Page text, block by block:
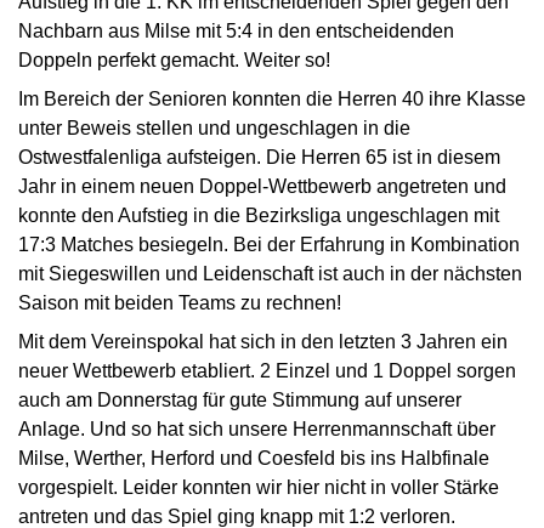
Nachbarn aus Milse mit 5:4 in den entscheidenden
Doppeln perfekt gemacht. Weiter so!
Im Bereich der Senioren konnten die Herren 40 ihre Klasse
unter Beweis stellen und ungeschlagen in die
Ostwestfalenliga aufsteigen. Die Herren 65 ist in diesem
Jahr in einem neuen Doppel-Wettbewerb angetreten und
konnte den Aufstieg in die Bezirksliga ungeschlagen mit
17:3 Matches besiegeln. Bei der Erfahrung in Kombination
mit Siegeswillen und Leidenschaft ist auch in der nächsten
Saison mit beiden Teams zu rechnen!
Mit dem Vereinspokal hat sich in den letzten 3 Jahren ein
neuer Wettbewerb etabliert. 2 Einzel und 1 Doppel sorgen
auch am Donnerstag für gute Stimmung auf unserer
Anlage. Und so hat sich unsere Herrenmannschaft über
Milse, Werther, Herford und Coesfeld bis ins Halbfinale
vorgespielt. Leider konnten wir hier nicht in voller Stärke
antreten und das Spiel ging knapp mit 1:2 verloren.